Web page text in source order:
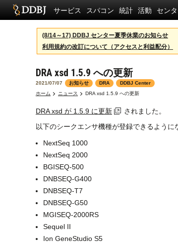
サービス スパコン 統計 活動 セン
(8/14～17) DDBJ センター夏季休業のお知らせ
利用規約の改訂について（アクセスと利益配分）
DRA xsd 1.5.9 への更新
2021/07/07 お知らせ DRA
DDBJ Center
ホーム
ニュース DRA xsd 1.5.9 への更新
DRA xsd が 1.5.9 に更新
されました。
以下のシークエンサ機種が登録できるように
NextSeq 1000
NextSeq 2000
BGISEQ-500
DNBSEQ-G400
DNBSEQ-T7
DNBSEQ-G50
MGISEQ-2000RS
Sequel II
Ion GeneStudio S5